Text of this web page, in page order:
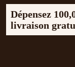
Dépensez
livraison